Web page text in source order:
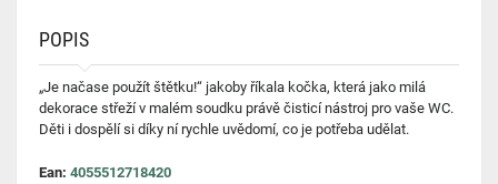
POPIS
„Je načase použít štětku!“ jakoby říkala kočka, která jako milá
dekorace střeží v malém soudku právě čisticí nástroj pro vaše WC.
Děti i dospělí si díky ní rychle uvědomí, co je potřeba udělat.
Ean: 4055512718420